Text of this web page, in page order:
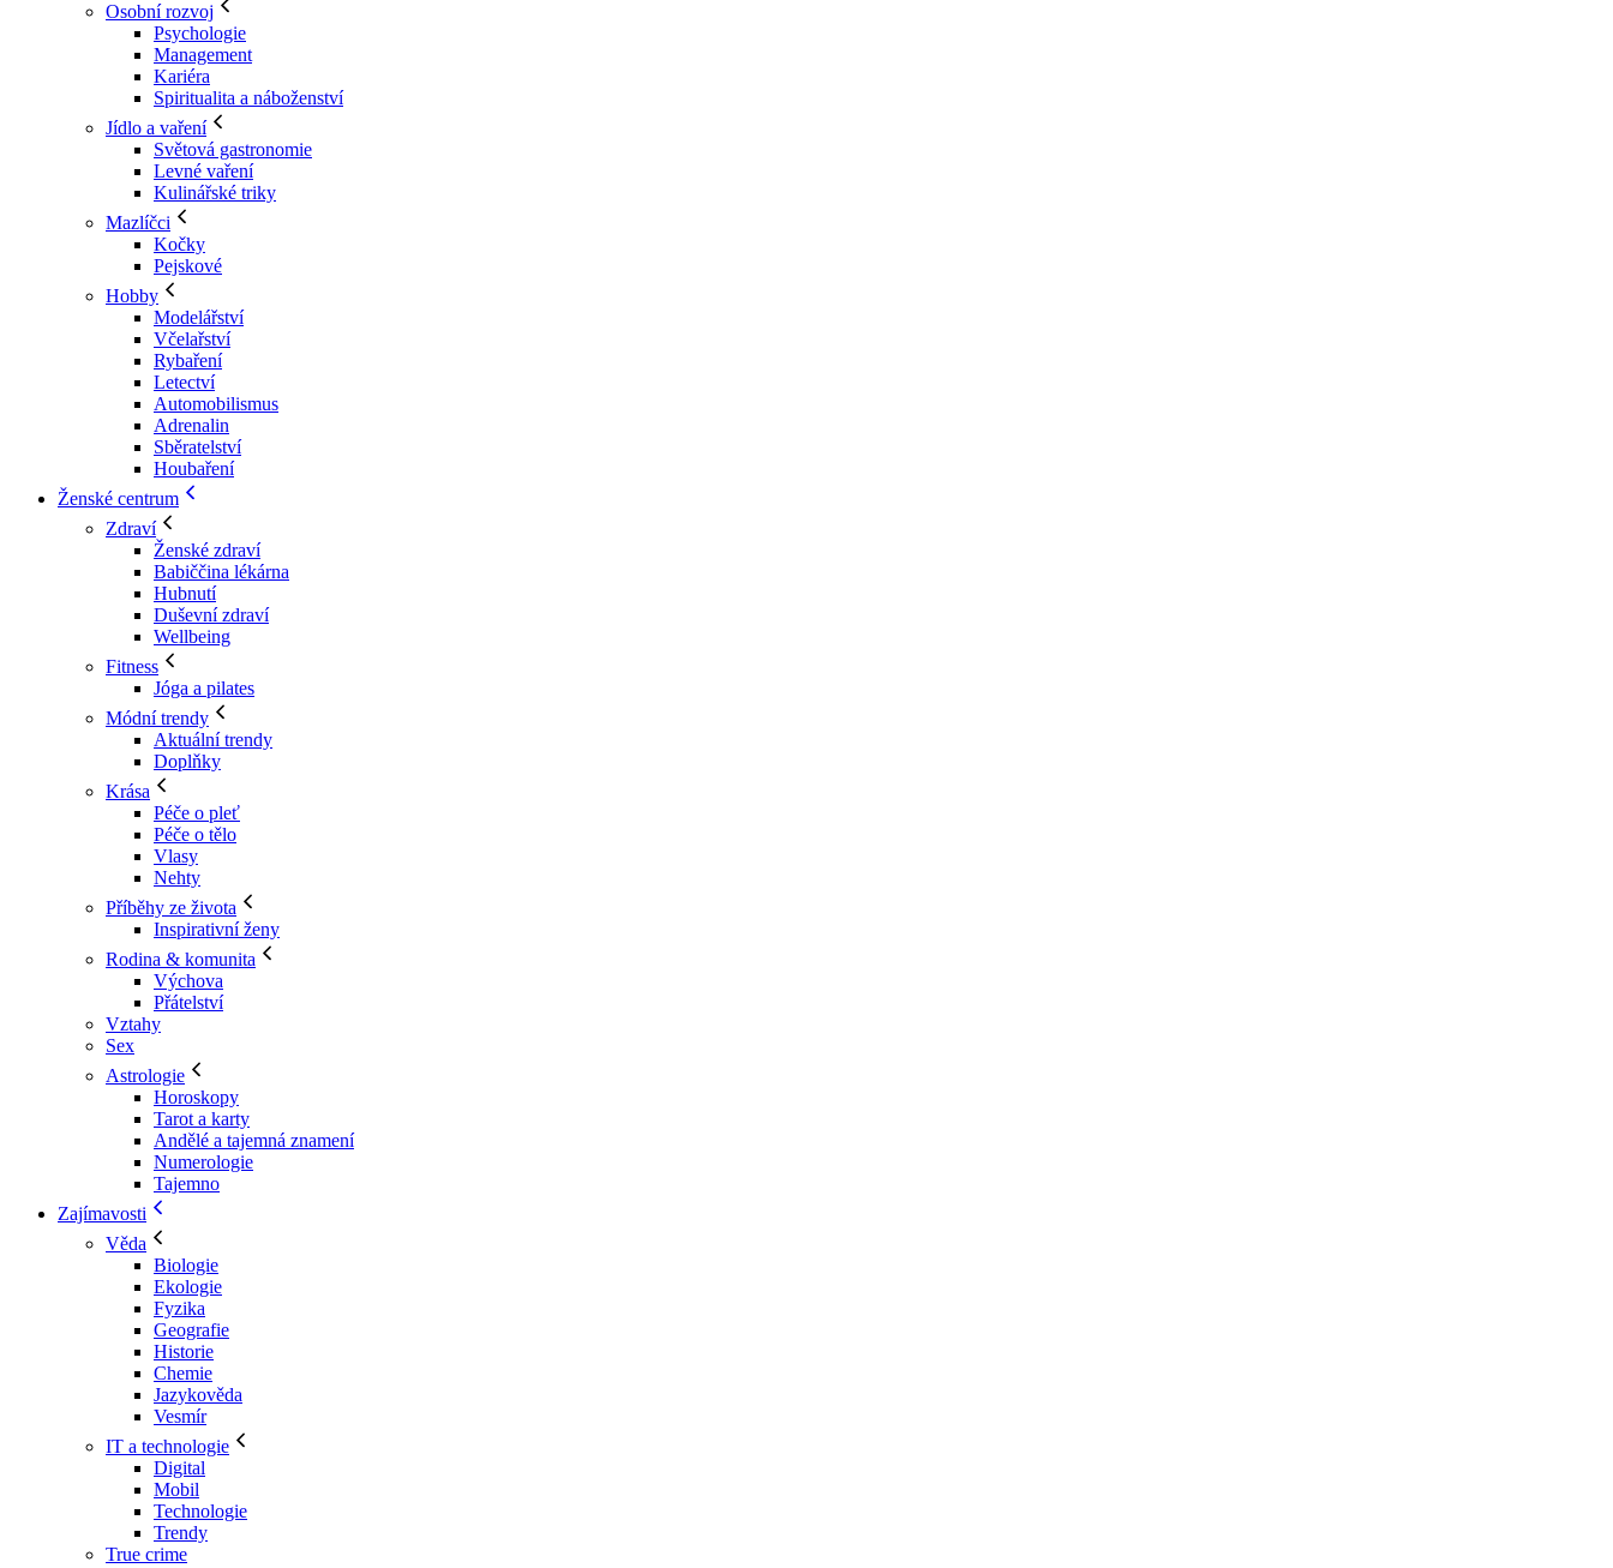
Osobní rozvoj
Psychologie
Management
Kariéra
Spiritualita a náboženství
Jídlo a vaření
Světová gastronomie
Levné vaření
Kulinářské triky
Mazlíčci
Kočky
Pejskové
Hobby
Modelářství
Včelařství
Rybaření
Letectví
Automobilismus
Adrenalin
Sběratelství
Houbaření
Ženské centrum
Zdraví
Ženské zdraví
Babiččina lékárna
Hubnutí
Duševní zdraví
Wellbeing
Fitness
Jóga a pilates
Módní trendy
Aktuální trendy
Doplňky
Krása
Péče o pleť
Péče o tělo
Vlasy
Nehty
Příběhy ze života
Inspirativní ženy
Rodina & komunita
Výchova
Přátelství
Vztahy
Sex
Astrologie
Horoskopy
Tarot a karty
Andělé a tajemná znamení
Numerologie
Tajemno
Zajímavosti
Věda
Biologie
Ekologie
Fyzika
Geografie
Historie
Chemie
Jazykověda
Vesmír
IT a technologie
Digital
Mobil
Technologie
Trendy
True crime